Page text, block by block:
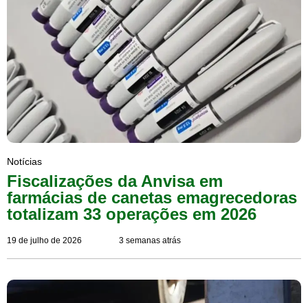
Notícias
Fiscalizações da Anvisa em
farmácias de canetas emagrecedoras
totalizam 33 operações em 2026
19 de julho de 2026 3 semanas atrás